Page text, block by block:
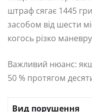
штраф сягає 1445
засобом від шести
когось різко
Важливий нюанс:
50 % протягом
Вид порушення